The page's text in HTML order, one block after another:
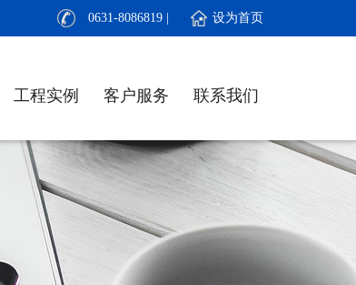
0631-8086819 | 设为首页
工程实例 客户服务 联系我们